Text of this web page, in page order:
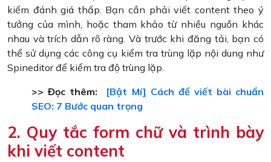
kiếm đánh giá thấp. Bạn cần phải viết content theo ý
tưởng của mình, hoặc tham khảo từ nhiều nguồn khác
nhau và trích dẫn rõ ràng. Và trước khi đăng tải, bạn có
thể sử dụng các công cụ kiểm tra trùng lặp nội dung như
Spineditor để kiểm tra độ trùng lặp.
>> Đọc thêm:
[Bật Mí] Cách để viết bài chuẩn
SEO: 7 Bước quan trọng
2. Quy tắc form chữ và trình bày
khi viết content